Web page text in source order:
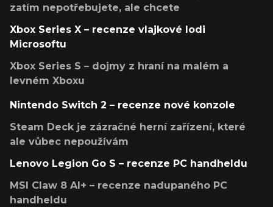
zatím nepotřebujete, ale chcete
Xbox Series X – recenze vlajkové lodi
Microsoftu
Xbox Series S – dojmy z hraní na malém a
levném Xboxu
Nintendo Switch 2 – recenze nové konzole
Steam Deck je zázračné herní zařízení, které
ale vůbec nepoužívám
Lenovo Legion Go S – recenze PC handheldu
MSI Claw 8 AI+ – recenze nadupaného PC
handheldu